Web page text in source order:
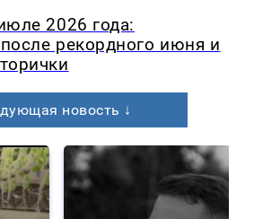
2026 года:
рекордного июня и
новость ↓